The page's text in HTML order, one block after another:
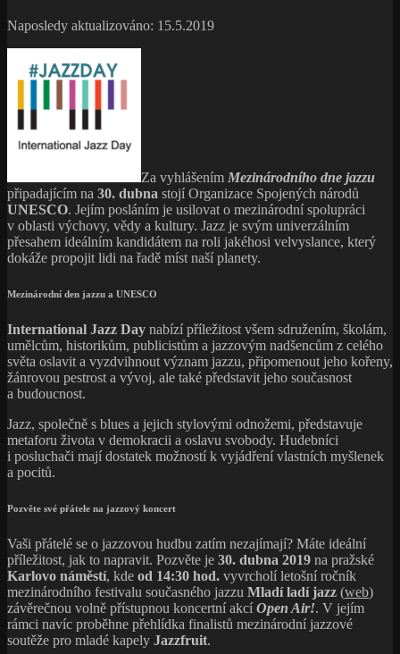
Naposledy aktualizováno: 15.5.2019
Za vyhlášením Mezinárodního dne jazzu
připadajícím na 30. dubna stojí Organizace Spojených národů
UNESCO. Jejím posláním je usilovat o mezinárodní spolupráci
v oblasti výchovy, vědy a kultury. Jazz je svým univerzálním
přesahem ideálním kandidátem na roli jakéhosi velvyslance, který
dokáže propojit lidi na řadě míst naší planety.
Mezinárodní den jazzu a UNESCO
International Jazz Day nabízí příležitost všem sdružením, školám,
umělcům, historikům, publicistům a jazzovým nadšencům z celého
světa oslavit a vyzdvihnout význam jazzu, připomenout jeho kořeny,
žánrovou pestrost a vývoj, ale také představit jeho současnost
a budoucnost.
Jazz, společně s blues a jejich stylovými odnožemi, představuje
metaforu života v demokracii a oslavu svobody. Hudebníci
i posluchači mají dostatek možností k vyjádření vlastních myšlenek
a pocitů.
Pozvěte své přátele na jazzový koncert
Vaši přátelé se o jazzovou hudbu zatím nezajímají? Máte ideální
příležitost, jak to napravit. Pozvěte je 30. dubna 2019 na pražské
Karlovo náměstí, kde od 14:30 hod. vyvrcholí letošní ročník
mezinárodního festivalu současného jazzu Mladí ladí jazz (web)
závěrečnou volně přístupnou koncertní akcí Open Air!. V jejím
rámci navíc proběhne přehlídka finalistů mezinárodní jazzové
soutěže pro mladé kapely Jazzfruit.